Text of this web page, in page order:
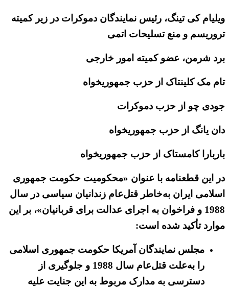
ویلیام کی تینگ، رئیس نمایندگان دموکرات در زیر کمیته
تروریسم و منع تسلیحات اتمی
برد شرمن، عضو کمیته امور خارجی
تام مک کلینتاک از حزب جمهوریخواه
جودی چو از حزب دموکرات
دان یانگ از حزب جمهوریخواه
باربارا کامستاک از حزب جمهوریخواه
در این قطعنامه با عنوان «محکومیت حکومت جمهوری
اسلامی ایران به‌خاطر قتل‌عام زندانیان سیاسی در سال
1988 و فراخوان به اجرای عدالت برای قربانیان»، بر این
موارد تأکید شده است:‌
مجلس نمایندگان آمریکا حکومت جمهوری اسلامی
را به‌علت قتل‌عام سال 1988 و جلوگیری از
دسترسی به مدارک مربوط به این جنایت علیه